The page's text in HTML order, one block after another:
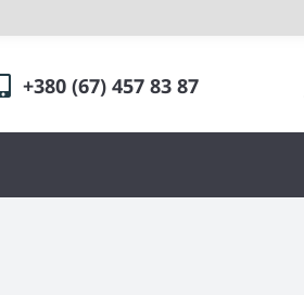
+380 (67) 457 83 87